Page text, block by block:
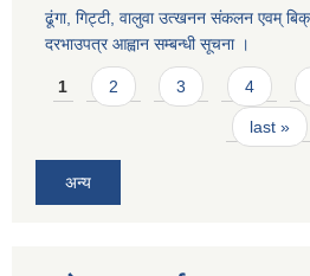
ढूंगा, गिट्टी, वालुवा उत्खनन संकलन एवम्
दरभाउपत्र आह्वान सम्बन्धी सूचना ।
Pages
1 2 3 4
last »
अन्य